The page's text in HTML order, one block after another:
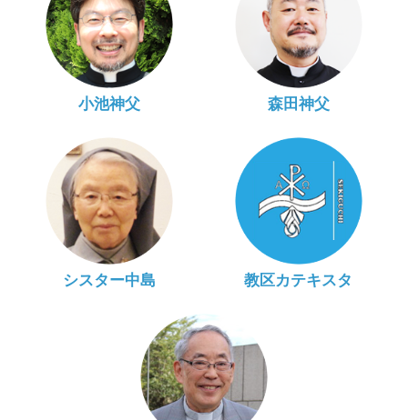
小池神父 森田神父
シスター中島 教区カテキスタ